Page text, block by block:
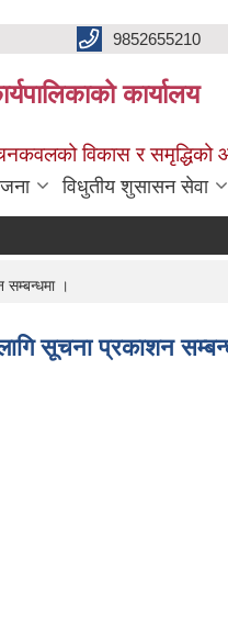
9852655210
कार्यालय
विकास र समृद्धिको
विधुतीय शुसासन सेवा
सम्बन्धमा ।
सूचना प्रकाशन